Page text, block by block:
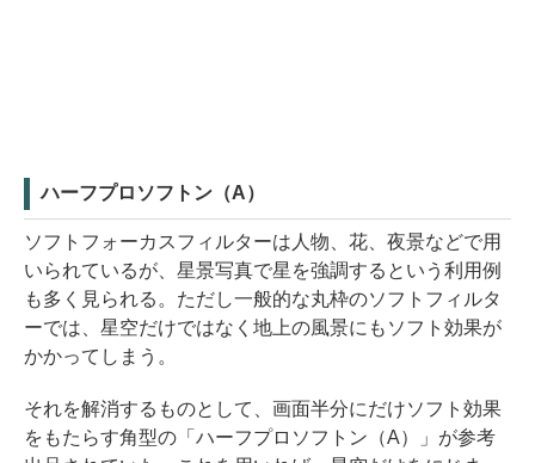
ハーフプロソフトン（A）
ソフトフォーカスフィルターは人物、花、夜景などで用
いられているが、星景写真で星を強調するという利用例
も多く見られる。ただし一般的な丸枠のソフトフィルタ
ーでは、星空だけではなく地上の風景にもソフト効果が
かかってしまう。
それを解消するものとして、画面半分にだけソフト効果
をもたらす角型の「ハーフプロソフトン（A）」が参考